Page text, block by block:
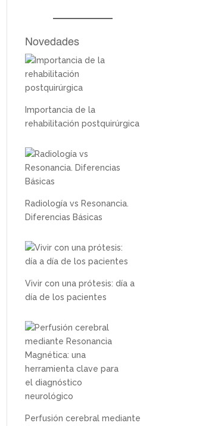
Novedades
Importancia de la
rehabilitación postquirúrgica
Radiología vs Resonancia.
Diferencias Básicas
Vivir con una prótesis: día a
día de los pacientes
Perfusión cerebral mediante